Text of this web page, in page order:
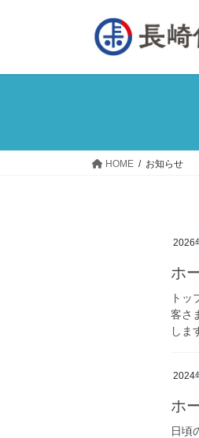
HOME お知らせ
2026
ホ
トッ
客さ
しま
2024
ホ
日頃